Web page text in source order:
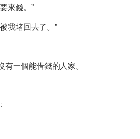
來錢。”
我堵回去了。”
一個能借錢的人家。